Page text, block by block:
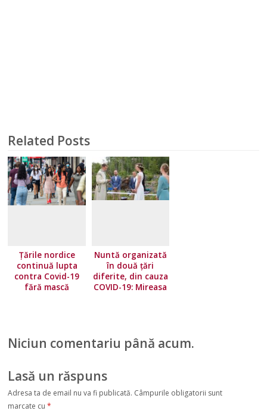
Related Posts
Țările nordice
continuă lupta
contra Covid-19
fără mască
Nuntă organizată
în două țări
diferite, din cauza
COVID-19: Mireasa
Niciun comentariu până acum.
Lasă un răspuns
Adresa ta de email nu va fi publicată. Câmpurile obligatorii sunt
marcate cu*